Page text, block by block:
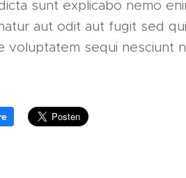
sunt explicabo nemo
aut odit aut fugit sed
voluptatem sequi nesciunt